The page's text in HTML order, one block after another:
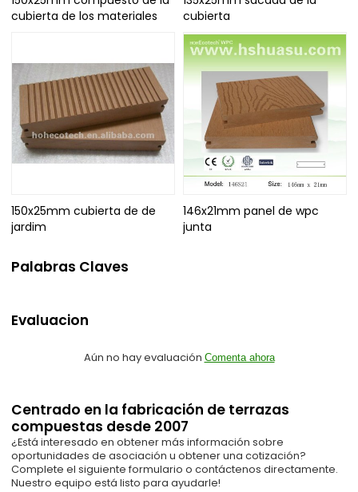
cubierta de los materiales
cubierta
150x25mm cubierta de de
jardim
146x21mm panel de wpc
junta
Palabras Claves
Evaluacion
Aún no hay evaluación Comenta ahora
Centrado en la fabricación de terrazas
compuestas desde 2007
¿Está interesado en obtener más información sobre
oportunidades de asociación u obtener una cotización?
Complete el siguiente formulario o contáctenos directamente.
Nuestro equipo está listo para ayudarle!